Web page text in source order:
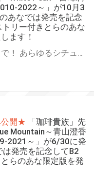
2022～」が10月3
あなでは発売を記念
トリー付きとらのあな
ます！
公開★
「珈琲貴族」先
Mountain～青山澄香
2021～」が6/30に発
発売を記念してB2
らのあな限定版を発